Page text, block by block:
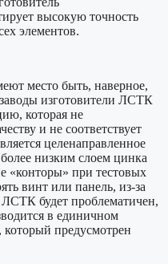
высокую точность
элементов.
место быть, наверное,
изготовители ЛСТК
которая не
и не соответствует
целенаправленное
низким слоем цинка
«конторы» при тестовых
винт или панель, из-за
будет проблематичен,
в единичном
который предусмотрен